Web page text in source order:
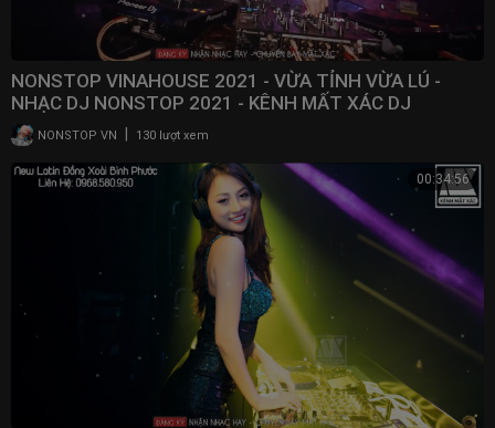
NONSTOP VINAHOUSE 2021 - VỪA TỈNH VỪA LÚ -
NHẠC DJ NONSTOP 2021 - KÊNH MẤT XÁC DJ
NONSTOP VN 130 lượt xem
00:34:56